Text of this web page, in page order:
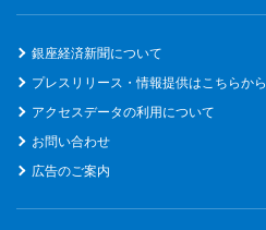
銀座経済新聞について
プレスリリース・情報提供はこちらから
アクセスデータの利用について
お問い合わせ
広告のご案内